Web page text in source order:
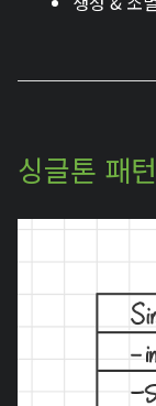
싱글톤 패